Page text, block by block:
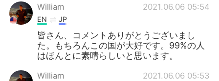
William 2021.06.06 05:54
EN JP
皆さん、コメントありがとうございまし
た。もちろんこの国が大好です。99%の人
はほんとに素晴らしいと思います。
William 2021.06.06 05:53